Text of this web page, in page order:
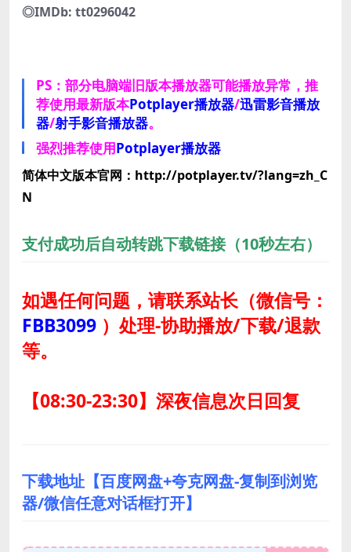
◎IMDb: tt0296042
PS：部分电脑端旧版本播放器可能播放异常，推
荐使用最新版本Potplayer播放器/迅雷影音播放
器/射手影音播放器。
强烈推荐使用Potplayer播放器
简体中文版本官网：http://potplayer.tv/?lang=zh_C
N
支付成功后自动转跳下载链接（10秒左右）
如遇任何问题，请联系站长（微信号：
FBB3099 ） 处理-协助播放/下载/退款
等。
【08:30-23:30】深夜信息次日回复
下载地址【百度网盘+夸克网盘-复制到浏览
器/微信任意对话框打开】